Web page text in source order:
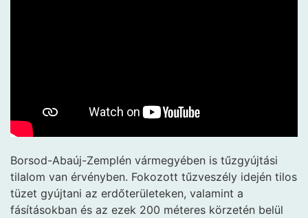
Borsod-Abaúj-Zemplén vármegyében is tűzgyújtási
tilalom van érvényben. Fokozott tűzveszély idején tilos
tüzet gyújtani az erdőterületeken, valamint a
fásításokban és az ezek 200 méteres körzetén belül